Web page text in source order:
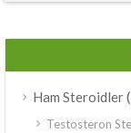
Ham Steroidler
Testosteron